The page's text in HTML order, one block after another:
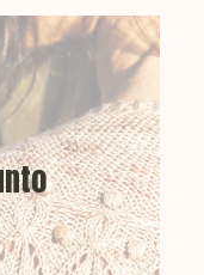
apoyo y
y pasártelo